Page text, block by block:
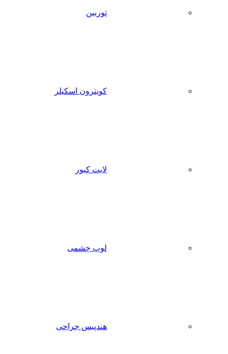
توربین
کویترون اسکیلر
لایت کیور
لوپ چشمی
هندپیس جراحی